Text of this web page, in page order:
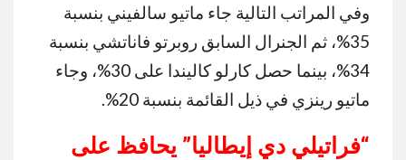
وفي المراتب التالية جاء ماتيو سالفيني بنسبة
35%، ثم الجنرال السابق روبرتو فاناتشي بنسبة
34%، بينما حصل كارلو كاليندا على 30%، وجاء
ماتيو رينزي في ذيل القائمة بنسبة 20%.
“فراتيلي دي إيطاليا” يحافظ على